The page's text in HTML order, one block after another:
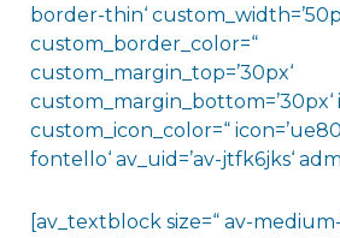
border-thin‘
custom_border_color=“
custom_margin_top=’30px‘
custom_margin_bottom=’30px‘
custom_icon_color=“
fontello‘ av_uid=’av-jtfk6jks‘
[av_textblock size=“ av-